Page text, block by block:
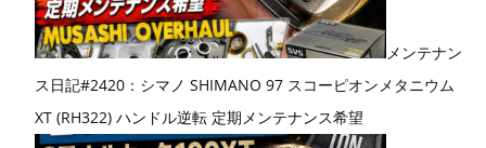
メンテナン
ス日記#2420：シマノ SHIMANO 97 スコーピオンメタニウム
XT (RH322) ハンドル逆転 定期メンテナンス希望